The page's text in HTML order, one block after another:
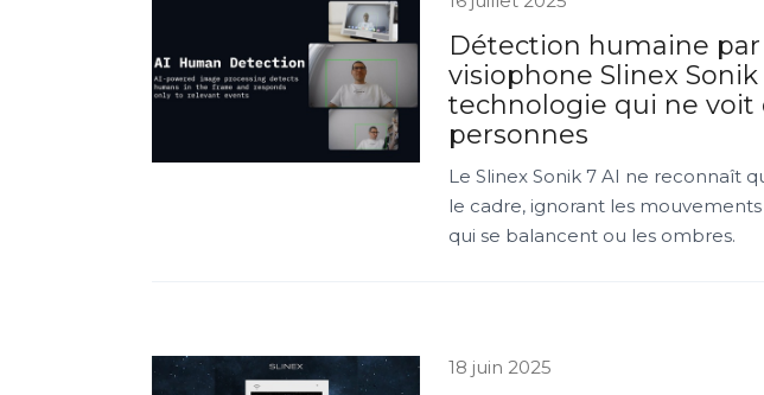
Détection humaine par
visiophone Slinex Sonik
technologie qui ne voit
personnes
Le Slinex Sonik 7 AI ne reconnaît
le cadre, ignorant les
qui se balancent ou les ombres.
18 juin 2025